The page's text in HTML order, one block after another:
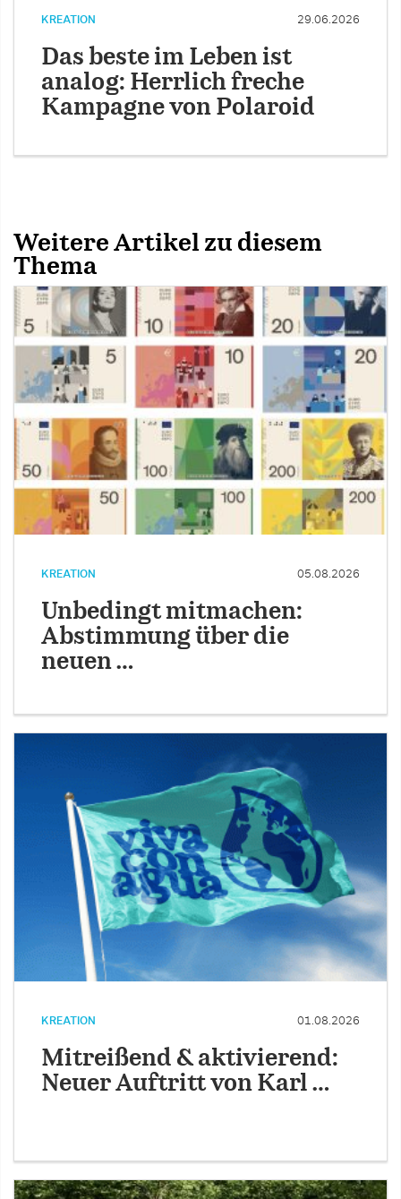
KREATION 29.06.2026
Das beste im Leben ist
analog: Herrlich freche
Kampagne von Polaroid
Weitere Artikel zu diesem
Thema
KREATION 05.08.2026
Unbedingt mitmachen:
Abstimmung über die
neuen …
KREATION 01.08.2026
Mitreißend & aktivierend:
Neuer Auftritt von Karl …